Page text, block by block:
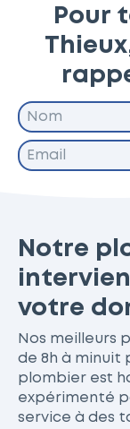
Pour
Notre
votre
Nos meilleurs
de 8h à minuit
plombier est
expérimenté
service à des